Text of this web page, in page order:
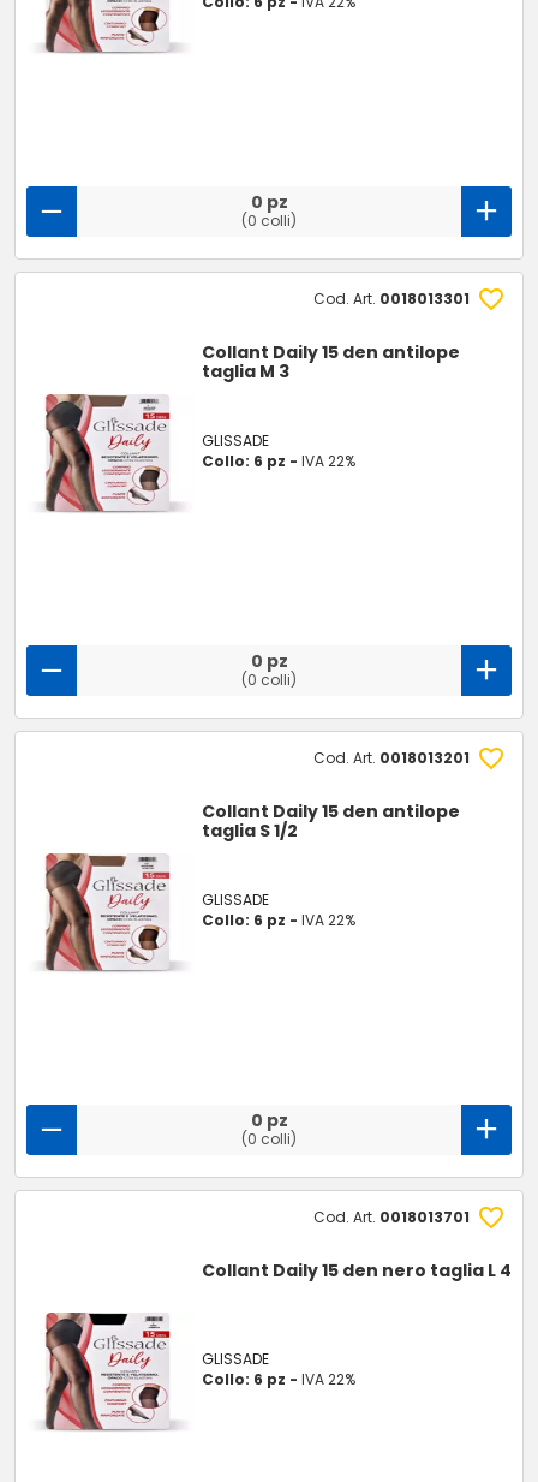
0 pz
(0 colli)
Cod. Art. 0018013301
Collant Daily 15 den antilope
taglia M 3
GLISSADE
Collo: 6 pz -IVA 22%
0 pz
(0 colli)
Cod. Art. 0018013201
Collant Daily 15 den antilope
taglia S 1/2
GLISSADE
Collo: 6 pz -IVA 22%
0 pz
(0 colli)
Cod. Art. 0018013701
Collant Daily 15 den nero taglia L 4
GLISSADE
Collo: 6 pz -IVA 22%